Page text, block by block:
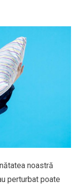
noastră
perturbat poate